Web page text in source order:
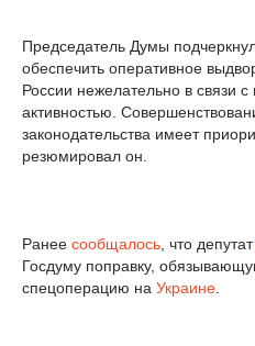
Председатель Думы
обеспечить оперативное
России нежелательно в связи
активностью.
законодательства имеет
резюмировал он.
Ранее сообщалось , что депутат
Госдуму поправку,
спецоперацию на Украине